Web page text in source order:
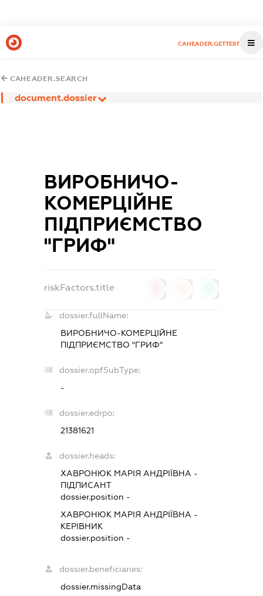
CAHEADER.GETTEST
CAHEADER.SEARCH
document.dossier
ВИРОБНИЧО-
КОМЕРЦІЙНЕ
ПІДПРИЄМСТВО
"ГРИФ"
riskFactors.title
dossier.fullName:
ВИРОБНИЧО-КОМЕРЦІЙНЕ
ПІДПРИЄМСТВО "ГРИФ"
dossier.opfSubType:
-
dossier.edrpo:
21381621
dossier.heads:
ХАВРОНЮК МАРІЯ АНДРІЇВНА -
ПІДПИСАНТ
dossier.position -
ХАВРОНЮК МАРІЯ АНДРІЇВНА -
КЕРІВНИК
dossier.position -
dossier.beneficiaries:
dossier.missingData